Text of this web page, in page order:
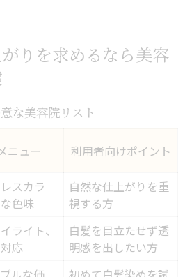
りを求めるなら美容
な美容院リスト
ニュー 利用者向けポイント
スカラ
色味
自然な仕上がりを重
視する方
ライト、
応
白髪を目立たせず透
明感を出したい方